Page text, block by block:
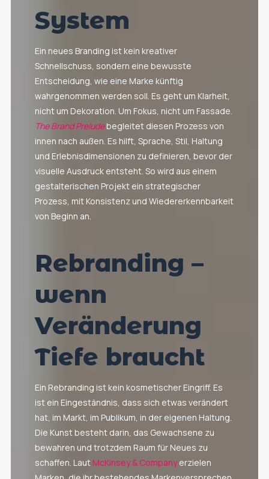
System
Ein neues Branding ist kein kreativer
Schnellschuss, sondern eine bewusste
Entscheidung, wie eine Marke künftig
wahrgenommen werden soll. Es geht um Klarheit,
nicht um Dekoration. Um Fokus, nicht um Fassade.
The Brand Preludebegleitet diesen Prozess von
innen nach außen. Es hilft, Sprache, Stil, Haltung
und Erlebnisdimensionen zu definieren, bevor der
visuelle Ausdruck entsteht. So wird aus einem
gestalterischen Projekt ein strategischer
Prozess, mit Konsistenz und Wiedererkennbarkeit
von Beginn an.
Rebranding –
wenn
Veränderung
Tiefe braucht
Ein Rebranding ist kein kosmetischer Eingriff. Es
ist ein Eingeständnis, dass sich etwas verändert
hat, im Markt, im Publikum, in der eigenen Haltung.
Die Kunst besteht darin, das Gewachsene zu
bewahren und trotzdem Raum für Neues zu
schaffen. Laut McKinsey & Companyerzielen